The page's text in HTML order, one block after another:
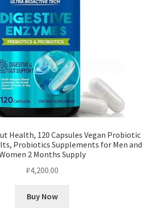
Health, 120 Capsules Vegan Probiotic
Probiotics Supplements for Men and
2 Months Supply
₽4,200.00
Buy Now